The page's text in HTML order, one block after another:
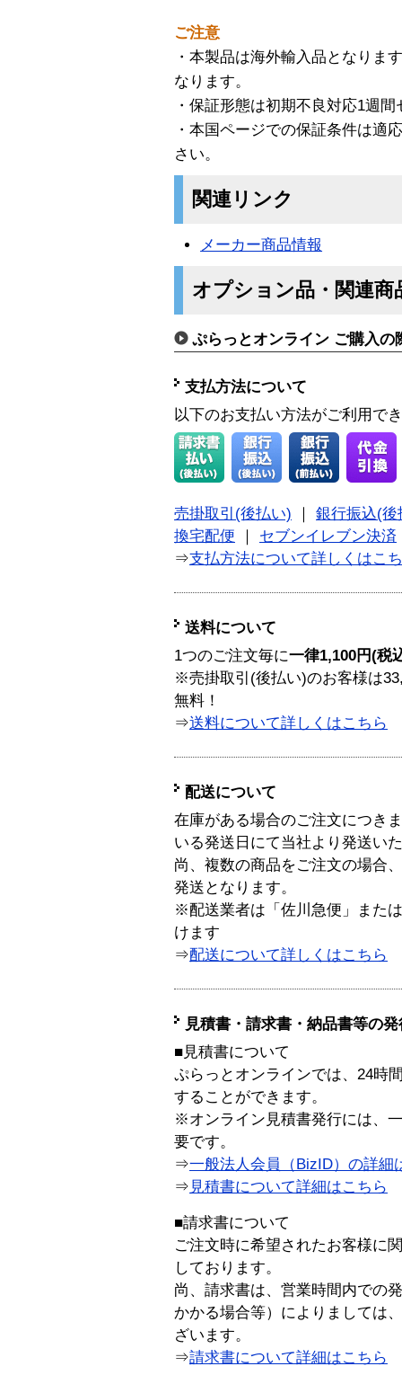
ご注意
・本製品は海外輸入品となりま
なります。
・保証形態は初期不良対応1週
・本国ページでの保証条件は適
さい。
関連リンク
メーカー商品情報
オプション品・関連商
ぷらっとオンライン ご購入の
支払方法について
以下のお支払い方法がご利用で
売掛取引(後払い)
銀行振込(後
換宅配便
セブンイレブン決済
⇒支払方法について詳しくはこ
送料について
1つのご注文毎に一律1,100円(税
※売掛取引(後払い)のお客様は
無料！
⇒送料について詳しくはこちら
配送について
在庫がある場合のご注文につき
いる発送日にて当社より発送い
尚、複数の商品をご注文の場合
発送となります。
※配送業者は「佐川急便」また
けます
⇒配送について詳しくはこちら
見積書・請求書・納品書等の
■見積書について
ぷらっとオンラインでは、24時
することができます。
※オンライン見積書発行には、
要です。
⇒一般法人会員（BizID）の詳細
⇒ 見積書について詳細はこちら
■請求書について
ご注文時に希望されたお客様に
しております。
尚、請求書は、営業時間内での
かかる場合等）によりましては
ざいます。
⇒請求書について詳細はこちら